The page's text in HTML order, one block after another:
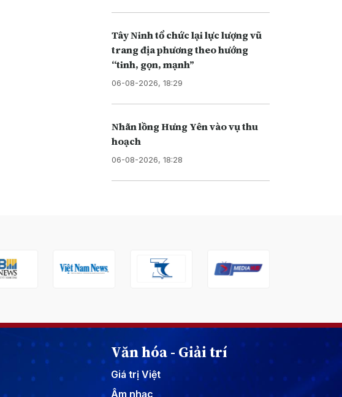
Tây Ninh tổ chức lại lực lượng vũ
trang địa phương theo hướng
“tinh, gọn, mạnh”
06-08-2026, 18:29
Nhãn lồng Hưng Yên vào vụ thu
hoạch
06-08-2026, 18:28
Văn hóa - Giải trí
Giá trị Việt
Âm nhạc